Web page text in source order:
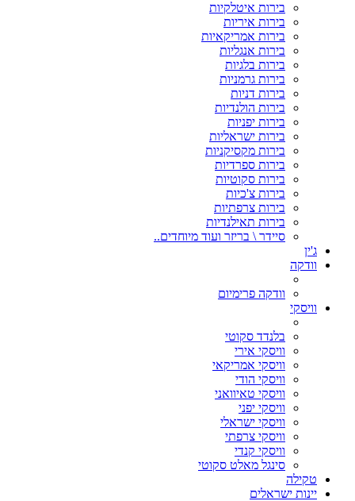
בירות איטלקיות
בירות איריות
בירות אמריקאיות
בירות אנגליות
בירות בלגיות
בירות גרמניות
בירות דניות
בירות הולנדיות
בירות יפניות
בירות ישראליות
בירות מקסיקניות
בירות ספרדיות
בירות סקוטיות
בירות צ'כיות
בירות צרפתיות
בירות תאילנדיות
סיידר \ בריזר ועוד מיוחדים..
ג'ין
וודקה
וודקה פרימיום
וויסקי
בלנדד סקוטי
וויסקי אירי
וויסקי אמריקאי
וויסקי הודי
וויסקי טאיוואני
וויסקי יפני
וויסקי ישראלי
וויסקי צרפתי
וויסקי קנדי
סינגל מאלט סקוטי
טקילה
יינות ישראלים